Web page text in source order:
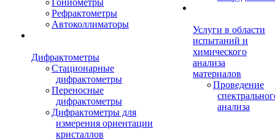
Гониометры
Рефрактометры
Автоколлиматоры
Дифрактометры
Стационарные
дифрактометры
Переносные
дифрактометры
Дифрактометры для
измерения ориентации
кристаллов
Услуги в области
испытаний и
химического
анализа
материалов
Проведение
анализа